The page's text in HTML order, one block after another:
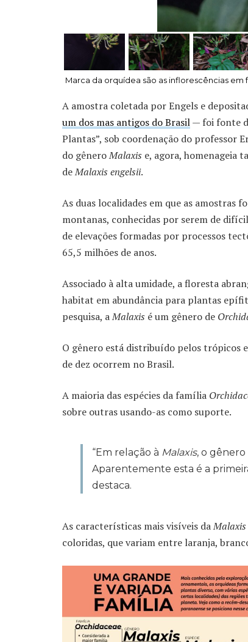
Marca da orquídea são as inflorescências
A amostra coletada por Engels e
um dos mas antigos do Brasil— foi fonte
Plantas”, sob coordenação do professor
do gêneroMalaxis e, agora, homenageia
deMalaxis engelsii.
As duas localidades em que as amostras
montanas, conhecidas por serem de
de elevações formadas por processos
65,5 milhões de anos.
Associado à alta umidade, a floresta
habitat em abundância para plantas
pesquisa, aMalaxis é um gênero de
O gênero está distribuído pelos trópicos
de dez ocorrem no Brasil.
A maioria das espécies da família
sobre outras usando-as como suporte.
“Em relação à Malaxis, o
Aparentemente esta é a
destaca.
As características mais visíveis daMalaxis
coloridas, que variam entre laranja,